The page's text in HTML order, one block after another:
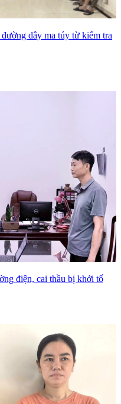
dây ma túy từ kiểm tra
điện, cai thầu bị khởi tố